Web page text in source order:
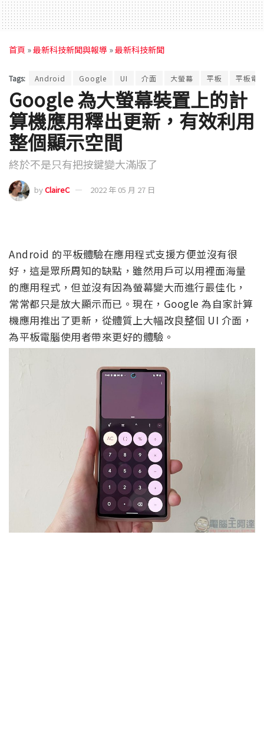
首頁 »最新科技新聞與報導 »最新科技新聞
Tags: Android Google UI 介面 大螢幕 平板 平板電
Google 為大螢幕裝置上的計
算機應用釋出更新，有效利用
整個顯示空間
終於不是只有把按鍵變大滿版了
byClaireC 2022 年 05 月 27 日
Android 的平板體驗在應用程式支援方便並沒有很
好，這是眾所周知的缺點，雖然用戶可以用裡面海量
的應用程式，但並沒有因為螢幕變大而進行最佳化，
常常都只是放大顯示而已。現在，Google 為自家計算
機應用推出了更新，從體質上大幅改良整個 UI 介面，
為平板電腦使用者帶來更好的體驗。